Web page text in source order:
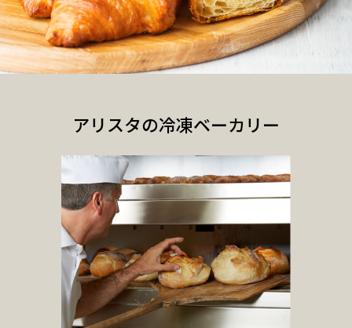
アリスタの冷凍ベーカリー